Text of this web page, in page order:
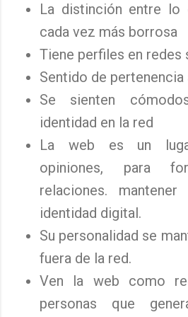
La distinción entre lo
cada vez más borrosa
Tiene perfiles en redes
Sentido de pertenencia
Se sienten
identidad en la red
La web es un
opiniones, para
relaciones.
identidad digital.
Su personalidad se
fuera de la red.
Ven la web como
personas que